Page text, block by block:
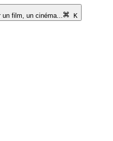
un film, un cinéma...
K